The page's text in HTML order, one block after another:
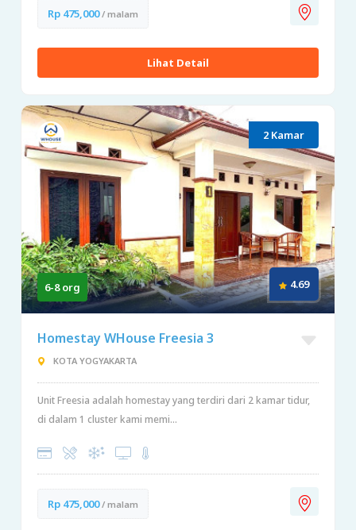
Rp 475,000/ malam
Lihat Detail
2 Kamar
6-8 org 4.69
Homestay WHouse Freesia 3
KOTA YOGYAKARTA
Unit Freesia adalah homestay yang terdiri dari 2 kamar tidur,
di dalam 1 cluster kami memi...
Rp 475,000/ malam